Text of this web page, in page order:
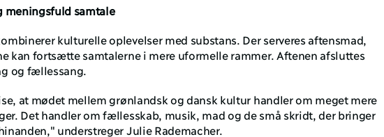
meningsfuld samtale
kulturelle oplevelser med substans. Der serveres aftensmad,
kan fortsætte samtalerne i mere uformelle rammer. Aftenen afsluttes
og fællessang.
at mødet mellem grønlandsk og dansk kultur handler om meget mere
Det handler om fællesskab, musik, mad og de små skridt, der bringer
understreger Julie Rademacher.